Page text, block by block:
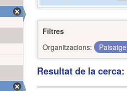
Filtres
Organitzacions:
Resultat de la